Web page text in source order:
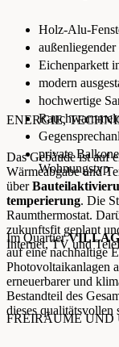
Holz-Alu-
Eichenparkett
modern
hochwertige
private
Wohnungstyp
ENERGIE,
Das Gebäude ist auf
Wärmeabgabe und
über
temperierung. Die
Raumthermostat.
zukunftsfit geplant
Internet, TV und
Im Quartier
auf eine nachhaltige
Photovoltaikanlagen
erneuerbarer und
Bestandteil des
dieses qualitätsvollen
FREIRÄUME UND